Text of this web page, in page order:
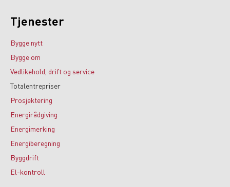
Tjenester
Bygge nytt
Bygge om
Vedlikehold, drift og service
Totalentrepriser
Prosjektering
Energirådgiving
Energimerking
Energiberegning
Byggdrift
El-kontroll